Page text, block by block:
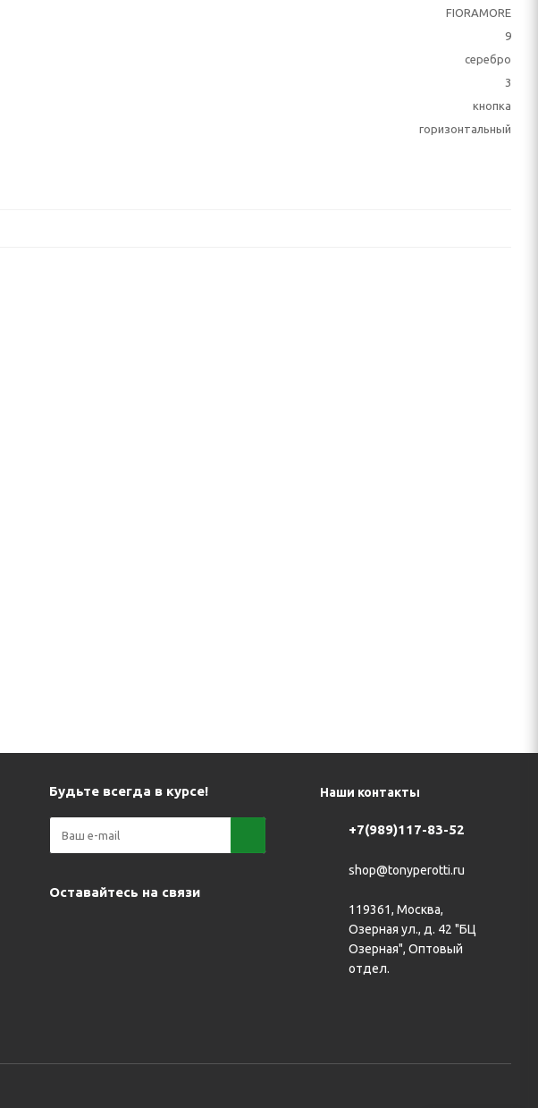
FIORAMORE
9
серебро
3
кнопка
горизонтальный
Будьте всегда в курсе!
Оставайтесь на связи
Наши контакты
+7(989)117-83-52
shop@tonyperotti.ru
119361, Москва,
Озерная ул., д. 42 "БЦ
Озерная", Оптовый
отдел.